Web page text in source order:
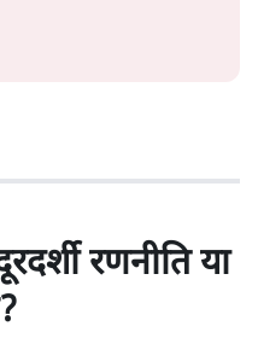
रणनीति या